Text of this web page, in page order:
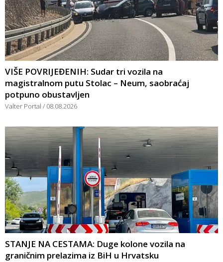
VIŠE POVRIJEĐENIH: Sudar tri vozila na
magistralnom putu Stolac – Neum, saobraćaj
potpuno obustavljen
Valter Portal 08.08.2026
STANJE NA CESTAMA: Duge kolone vozila na
graničnim prelazima iz BiH u Hrvatsku